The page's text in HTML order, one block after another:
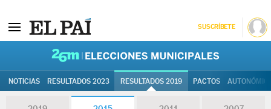
SUSCRÍBETE
NOTICIAS RESULTADOS 2023 RESULTADOS 2019 PACTOS